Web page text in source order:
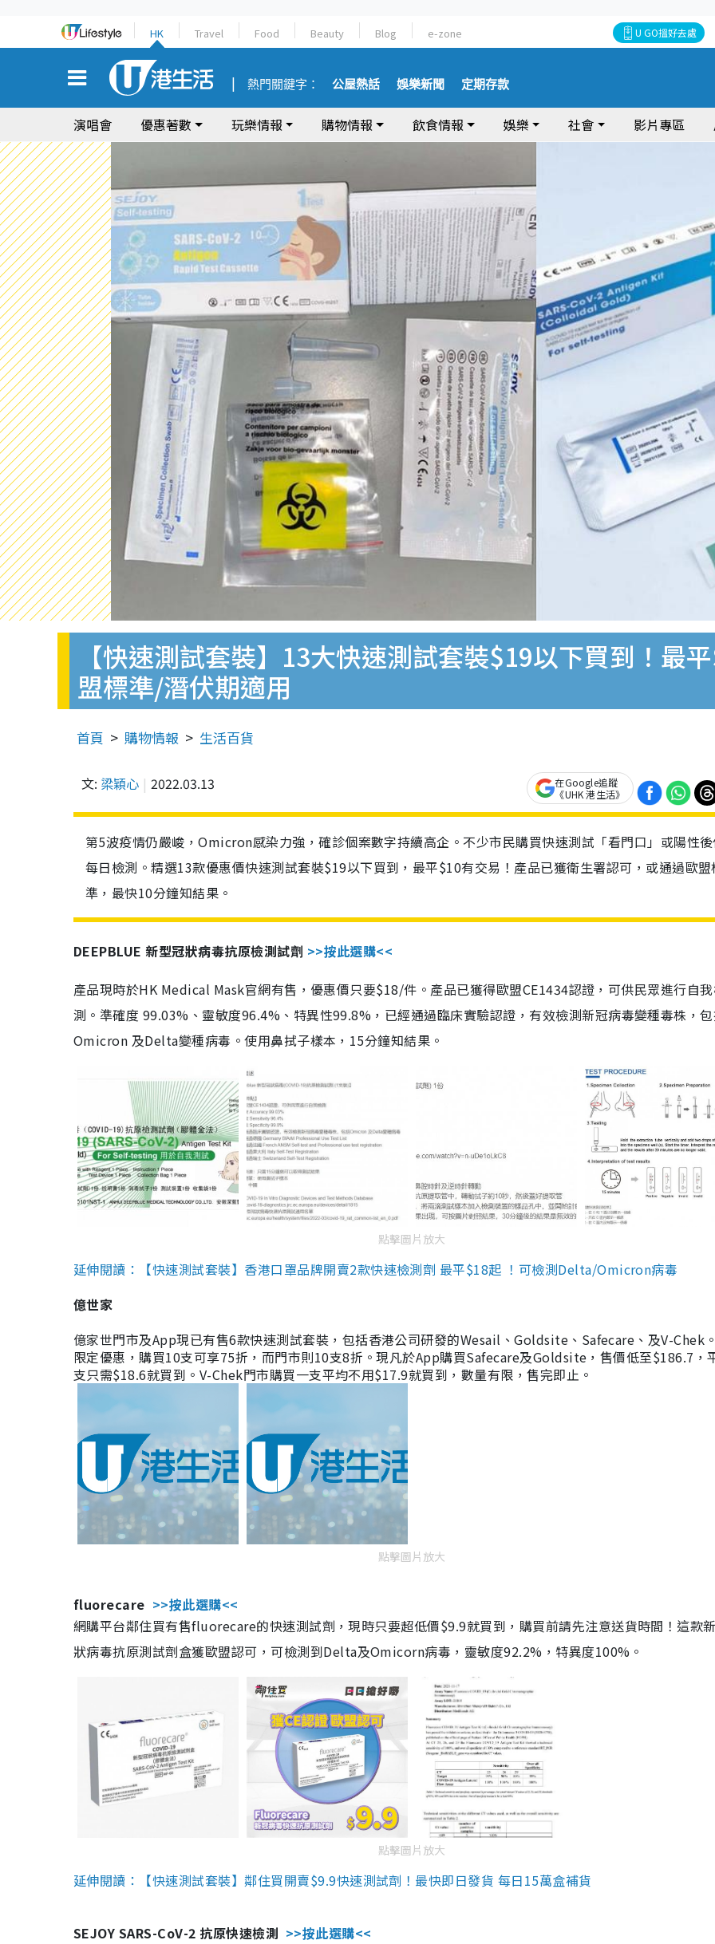
HK Travel Food Beauty Blog e-zone U GO搵好去處
熱門關鍵字： 公屋熱話 娛樂新聞 定期存款
演唱會 優惠著數 玩樂情報 購物情報 飲食情報 娛樂 社會 影片專區
【快速測試套裝】13大快速測試套裝$19以下買到！最
盟標準/潛伏期適用
首頁 購物情報 生活百貨
文: 梁穎心 2022.03.13
在Google追蹤
《UHK 港生活》
第5波疫情仍嚴峻，Omicron感染力強，確診個案數字持續高企。不少市民購買快速測試「看門口」或陽性
每日檢測。精選13款優惠價快速測試套裝$19以下買到，最平$10有交易！產品已獲衛生署認可，或通過歐盟
準，最快10分鐘知結果。
DEEPBLUE 新型冠狀病毒抗原檢測試劑 >>按此選購<<
產品現時於HK Medical Mask官網有售，優惠價只要$18/件。產品已獲得歐盟CE1434認證，可供民眾進行自
測。準確度 99.03%、靈敏度96.4%、特異性99.8%，已經通過臨床實驗認證，有效檢測新冠病毒變種毒株，
Omicron 及Delta變種病毒。使用鼻拭子樣本，15分鐘知結果。
點擊圖片放大
延伸閱讀：【快速測試套裝】香港口罩品牌開賣2款快速檢測劑 最平$18起 ！可檢測Delta/Omicron病毒
億世家
億家世門市及App現已有售6款快速測試套裝，包括香港公司研發的Wesail、Goldsite、Safecare、及V-Chek
限定優惠，購買10支可享75折，而門市則10支8折。現凡於App購買Safecare及Goldsite，售價低至$186.7，
支只需$18.6就買到。V-Chek門市購買一支平均不用$17.9就買到，數量有限，售完即止。
點擊圖片放大
fluorecare >>按此選購<<
網購平台鄰住買有售fluorecare的快速測試劑，現時只要超低價$9.9就買到，購買前請先注意送貨時間！這款
狀病毒抗原測試劑盒獲歐盟認可，可檢測到Delta及Omicorn病毒，靈敏度92.2%，特異度100%。
點擊圖片放大
延伸閱讀：【快速測試套裝】鄰住買開賣$9.9快速測試劑！最快即日發貨 每日15萬盒補貨
SEJOY SARS-CoV-2 抗原快速檢測 >>按此選購<<